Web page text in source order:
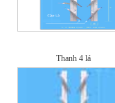
Thanh 4 lá